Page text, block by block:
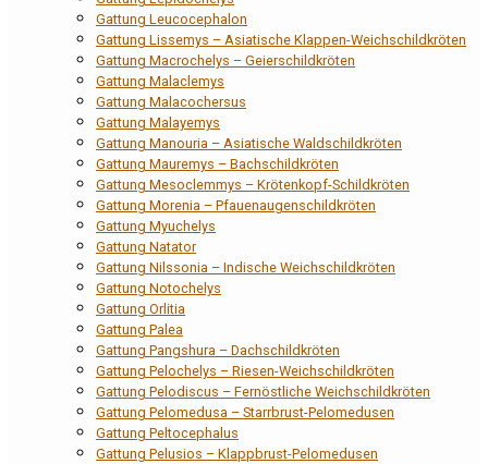
Gattung Leucocephalon
Gattung Lissemys – Asiatische Klappen-Weichschildkröten
Gattung Macrochelys – Geierschildkröten
Gattung Malaclemys
Gattung Malacochersus
Gattung Malayemys
Gattung Manouria – Asiatische Waldschildkröten
Gattung Mauremys – Bachschildkröten
Gattung Mesoclemmys – Krötenkopf-Schildkröten
Gattung Morenia – Pfauenaugenschildkröten
Gattung Myuchelys
Gattung Natator
Gattung Nilssonia – Indische Weichschildkröten
Gattung Notochelys
Gattung Orlitia
Gattung Palea
Gattung Pangshura – Dachschildkröten
Gattung Pelochelys – Riesen-Weichschildkröten
Gattung Pelodiscus – Fernöstliche Weichschildkröten
Gattung Pelomedusa – Starrbrust-Pelomedusen
Gattung Peltocephalus
Gattung Pelusios – Klappbrust-Pelomedusen